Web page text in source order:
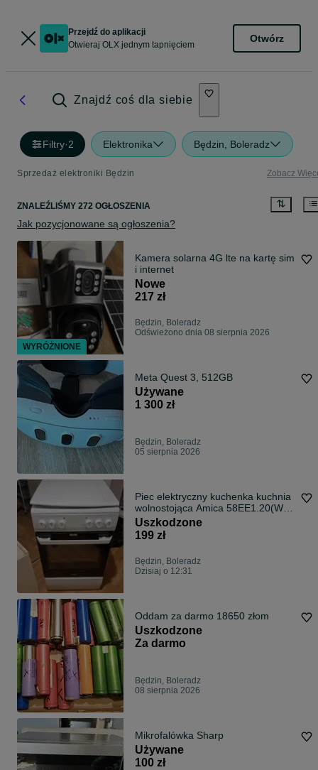
Przejdź do aplikacji
Otwieraj OLX jednym tapnięciem
Otwórz
Znajdź coś dla siebie
Filtry·2 Elektronika Będzin, Boleradz
Sprzedaż elektroniki Będzin Zobacz
ZNALEŹLIŚMY 272 OGŁOSZENIA
Jak pozycjonowane są ogłoszenia?
Kamera solarna 4G lte na kartę sim
i internet
Nowe
217 zł
Będzin, Boleradz
Odświeżono dnia 08 sierpnia 2026
Meta Quest 3, 512GB
Używane
1 300 zł
Będzin, Boleradz
05 sierpnia 2026
Piec elektryczny kuchenka kuchnia
wolnostojąca Amica 58EE1.20(W)
69L 119814 Biała NOWA
uszkodzona
Uszkodzone
199 zł
Będzin, Boleradz
Dzisiaj o 12:31
Oddam za darmo 18650 złom
Uszkodzone
Za darmo
Będzin, Boleradz
08 sierpnia 2026
Mikrofalówka Sharp
Używane
100 zł
WYRÓŻNIONE